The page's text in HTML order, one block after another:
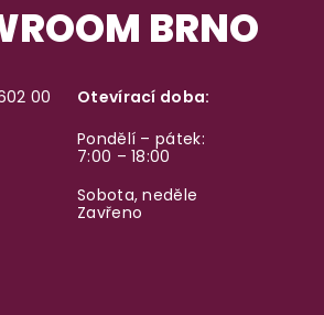
BRNO
00
Otevírací doba:
Pondělí – pátek:
7:00 – 18:00
Sobota, neděle
Zavřeno